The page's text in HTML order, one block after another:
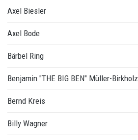
Axel Biesler
Axel Bode
Bärbel Ring
Benjamin "THE BIG BEN" Müller-Birkholz
Bernd Kreis
Billy Wagner